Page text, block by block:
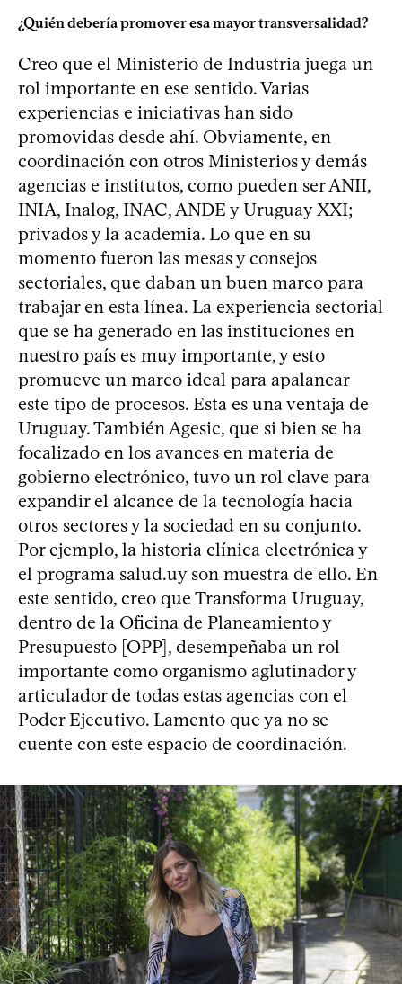
¿Quién debería promover esa mayor transversalidad?
Creo que el Ministerio de Industria juega un
rol importante en ese sentido. Varias
experiencias e iniciativas han sido
promovidas desde ahí. Obviamente, en
coordinación con otros Ministerios y demás
agencias e institutos, como pueden ser ANII,
INIA, Inalog, INAC, ANDE y Uruguay XXI;
privados y la academia. Lo que en su
momento fueron las mesas y consejos
sectoriales, que daban un buen marco para
trabajar en esta línea. La experiencia sectorial
que se ha generado en las instituciones en
nuestro país es muy importante, y esto
promueve un marco ideal para apalancar
este tipo de procesos. Esta es una ventaja de
Uruguay. También Agesic, que si bien se ha
focalizado en los avances en materia de
gobierno electrónico, tuvo un rol clave para
expandir el alcance de la tecnología hacia
otros sectores y la sociedad en su conjunto.
Por ejemplo, la historia clínica electrónica y
el programa salud.uy son muestra de ello. En
este sentido, creo que Transforma Uruguay,
dentro de la Oficina de Planeamiento y
Presupuesto [OPP], desempeñaba un rol
importante como organismo aglutinador y
articulador de todas estas agencias con el
Poder Ejecutivo. Lamento que ya no se
cuente con este espacio de coordinación.